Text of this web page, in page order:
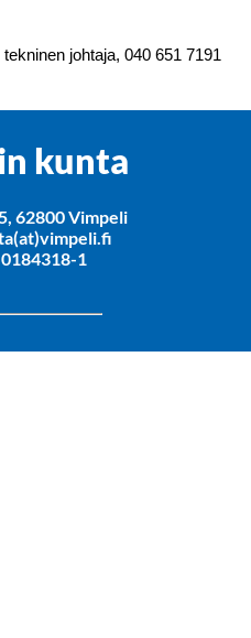
johtaja, 040 651 7191
kunta
62800 Vimpeli
1